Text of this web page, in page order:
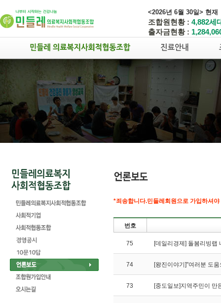
<2026년 6월 30일> 현재
조합원현황 : 4,882세
출자금현황 :
*죄송합니다.민들레회원으로 가입하셔
번호
75 [데일리경제] 돌봄리빙랩
74 [왕진이야기]"여러분 도
73 [중도일보]지역주민이